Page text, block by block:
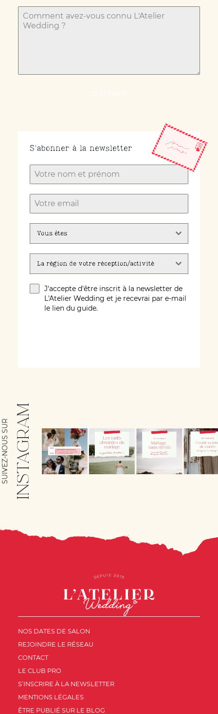
S'abonner à la newsletter
Vous êtes
La région de votre réception/activité
J'accepte d'être inscrit à la newsletter de
L'Atelier Wedding et je recevrai par e-mail
le lien du guide.
INSTAGRAM
SUIVEZ-NOUS SUR
NOS DATES DE SALON
REJOINDRE LE RÉSEAU
CONTACT
LE CLUB PRO
S’INSCRIRE À LA NEWSLETTER
MENTIONS LÉGALES
ÊTRE PUBLIÉ SUR LE BLOG